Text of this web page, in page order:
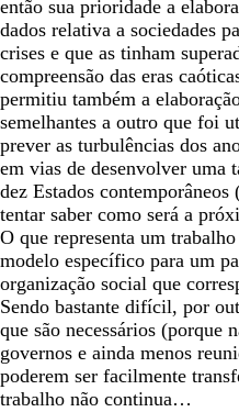
então sua prioridade a
dados relativa a sociedades
crises e que as tinham
compreensão das eras
permitiu também a
semelhantes a outro que foi
prever as turbulências dos
em vias de desenvolver uma
dez Estados
tentar saber como será a
O que representa um
modelo específico para um
organização social que
Sendo bastante difícil, por
que são necessários (porque
governos e ainda menos
poderem ser facilmente
trabalho não continua…